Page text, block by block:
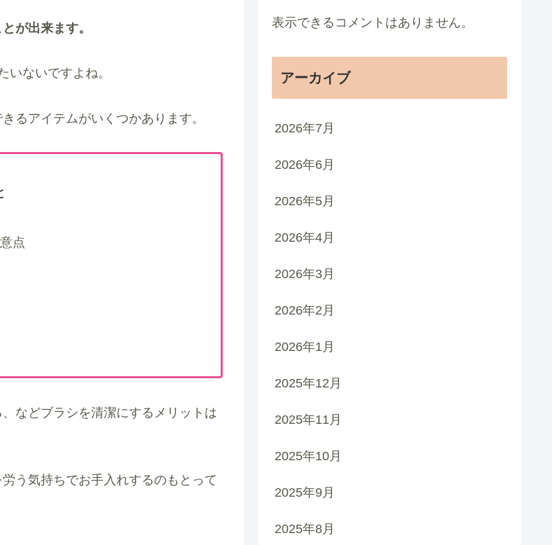
が出来ます。
ないですよね。
るアイテムがいくつかあります。
点
などブラシを清潔にするメリットは
う気持ちでお手入れするのもとって
表示できるコメントはありません。
アーカイブ
2026年7月
2026年6月
2026年5月
2026年4月
2026年3月
2026年2月
2026年1月
2025年12月
2025年11月
2025年10月
2025年9月
2025年8月